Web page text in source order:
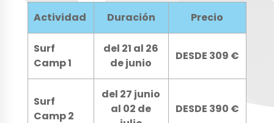
Actividad Duración Precio
Surf
Camp 1
del 21 al 26
de junio
DESDE 309 €
Surf
Camp 2
del 27 junio
al 02 de
DESDE 390 €